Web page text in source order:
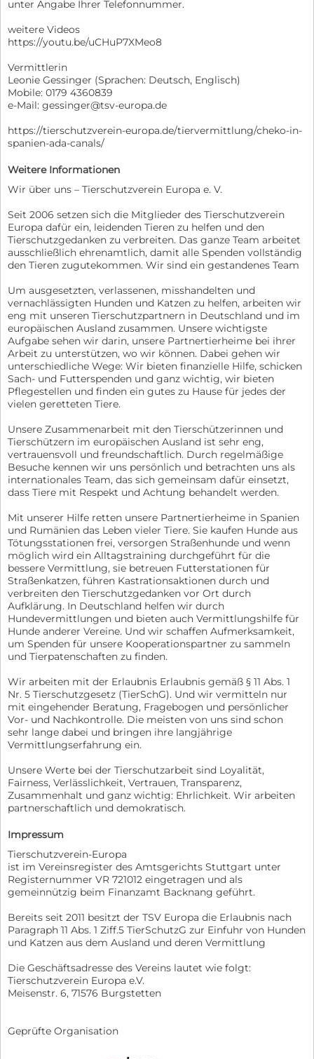
unter Angabe Ihrer Telefonnummer.
weitere Videos
https://youtu.be/uCHuP7XMeo8
Vermittlerin
Leonie Gessinger (Sprachen: Deutsch, Englisch)
Mobile: 0179 4360839
e-Mail: gessinger@tsv-europa.de
https://tierschutzverein-europa.de/tiervermittlung/cheko-in-
spanien-ada-canals/
Weitere Informationen
Wir über uns – Tierschutzverein Europa e. V.
Seit 2006 setzen sich die Mitglieder des Tierschutzverein
Europa dafür ein, leidenden Tieren zu helfen und den
Tierschutzgedanken zu verbreiten. Das ganze Team arbeitet
ausschließlich ehrenamtlich, damit alle Spenden vollständig
den Tieren zugutekommen. Wir sind ein gestandenes Team
Um ausgesetzten, verlassenen, misshandelten und
vernachlässigten Hunden und Katzen zu helfen, arbeiten wir
eng mit unseren Tierschutzpartnern in Deutschland und im
europäischen Ausland zusammen. Unsere wichtigste
Aufgabe sehen wir darin, unsere Partnertierheime bei ihrer
Arbeit zu unterstützen, wo wir können. Dabei gehen wir
unterschiedliche Wege: Wir bieten finanzielle Hilfe, schicken
Sach- und Futterspenden und ganz wichtig, wir bieten
Pflegestellen und finden ein gutes zu Hause für jedes der
vielen geretteten Tiere.
Unsere Zusammenarbeit mit den Tierschützerinnen und
Tierschützern im europäischen Ausland ist sehr eng,
vertrauensvoll und freundschaftlich. Durch regelmäßige
Besuche kennen wir uns persönlich und betrachten uns als
internationales Team, das sich gemeinsam dafür einsetzt,
dass Tiere mit Respekt und Achtung behandelt werden.
Mit unserer Hilfe retten unsere Partnertierheime in Spanien
und Rumänien das Leben vieler Tiere. Sie kaufen Hunde aus
Tötungsstationen frei, versorgen Straßenhunde und wenn
möglich wird ein Alltagstraining durchgeführt für die
bessere Vermittlung, sie betreuen Futterstationen für
Straßenkatzen, führen Kastrationsaktionen durch und
verbreiten den Tierschutzgedanken vor Ort durch
Aufklärung. In Deutschland helfen wir durch
Hundevermittlungen und bieten auch Vermittlungshilfe für
Hunde anderer Vereine. Und wir schaffen Aufmerksamkeit,
um Spenden für unsere Kooperationspartner zu sammeln
und Tierpatenschaften zu finden.
Wir arbeiten mit der Erlaubnis Erlaubnis gemäß § 11 Abs. 1
Nr. 5 Tierschutzgesetz (TierSchG). Und wir vermitteln nur
mit eingehender Beratung, Fragebogen und persönlicher
Vor- und Nachkontrolle. Die meisten von uns sind schon
sehr lange dabei und bringen ihre langjährige
Vermittlungserfahrung ein.
Unsere Werte bei der Tierschutzarbeit sind Loyalität,
Fairness, Verlässlichkeit, Vertrauen, Transparenz,
Zusammenhalt und ganz wichtig: Ehrlichkeit. Wir arbeiten
partnerschaftlich und demokratisch.
Impressum
Tierschutzverein-Europa
ist im Vereinsregister des Amtsgerichts Stuttgart unter
Registernummer VR 721012 eingetragen und als
gemeinnützig beim Finanzamt Backnang geführt.
Bereits seit 2011 besitzt der TSV Europa die Erlaubnis nach
Paragraph 11 Abs. 1 Ziff.5 TierSchutzG zur Einfuhr von Hunden
und Katzen aus dem Ausland und deren Vermittlung
Die Geschäftsadresse des Vereins lautet wie folgt:
Tierschutzverein Europa e.V.
Meisenstr. 6, 71576 Burgstetten
Geprüfte Organisation